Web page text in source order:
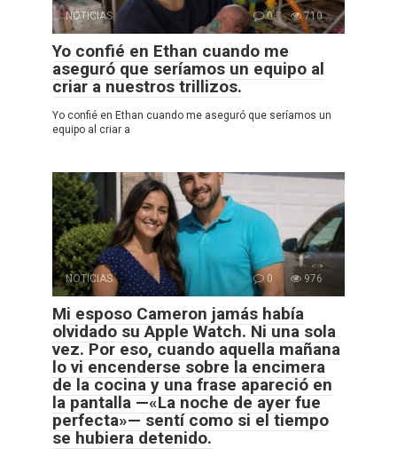
NOTICIAS 0 710
Yo confié en Ethan cuando me
aseguró que seríamos un equipo al
criar a nuestros trillizos.
Yo confié en Ethan cuando me aseguró que seríamos un
equipo al criar a
NOTICIAS 0 976
Mi esposo Cameron jamás había
olvidado su Apple Watch. Ni una sola
vez. Por eso, cuando aquella mañana
lo vi encenderse sobre la encimera
de la cocina y una frase apareció en
la pantalla —«La noche de ayer fue
perfecta»— sentí como si el tiempo
se hubiera detenido.